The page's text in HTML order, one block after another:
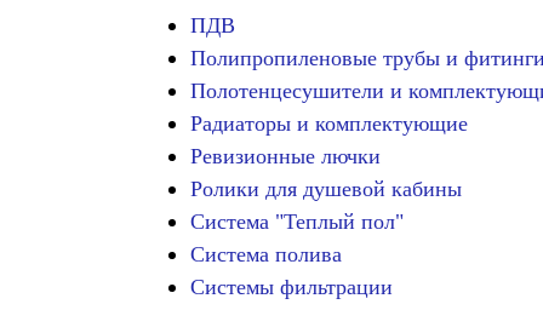
ПДВ
Полипропиленовые трубы и
Полотенцесушители и
Радиаторы и комплектующие
Ревизионные лючки
Ролики для душевой кабины
Система "Теплый пол"
Система полива
Системы фильтрации